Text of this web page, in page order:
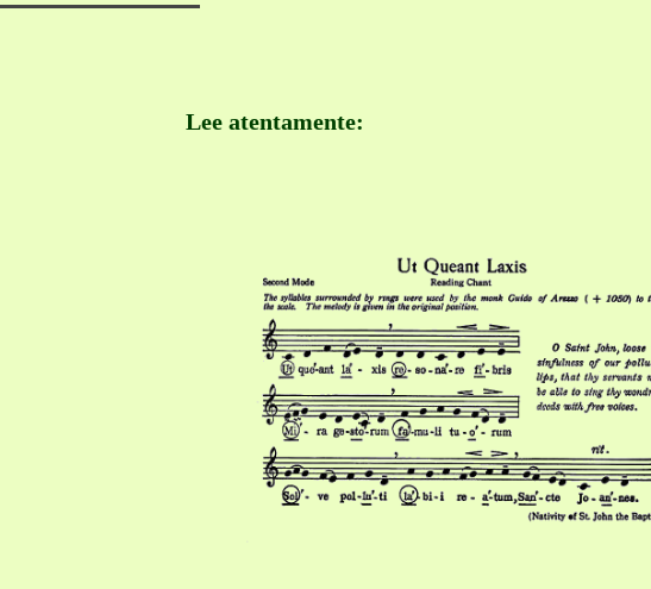
Lee atentamente: